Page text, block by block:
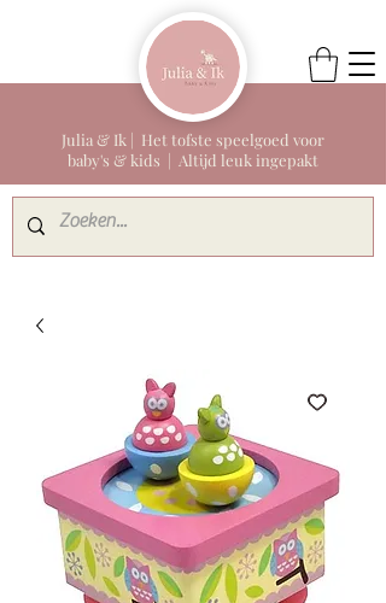
Julia & Ik | Het tofste speelgoed voor
baby's & kids | Altijd leuk ingepakt